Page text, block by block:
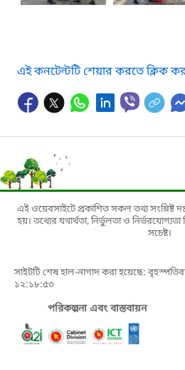
এই কনটেন্টটি শেয়ার করতে ক্লিক
এই ওয়েবসাইটে প্রকাশিত সকল তথ্য সংশ্লিষ্ট
হয়। তথ্যের যথার্থতা, নির্ভুলতা ও নির্ভরযোগ্যতা
সচেষ্ট।
সাইটটি শেষ হাল-নাগাদ করা হয়েছে:
১২:১৮:৫৩
পরিকল্পনা এবং বাস্তবায়ন